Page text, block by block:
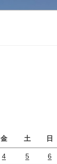
金 土 日
4 5 6